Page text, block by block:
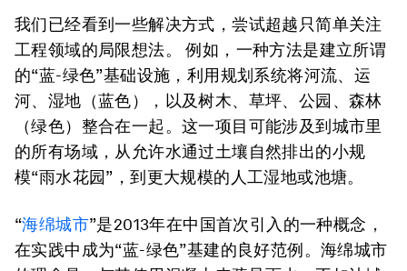
我们已经看到一些解决方式，尝试超越只简单关注
工程领域的局限想法。 例如，一种方法是建立所谓
的“蓝-绿色”基础设施，利用规划系统将河流、运
河、湿地（蓝色），以及树木、草坪、公园、森林
（绿色）整合在一起。这一项目可能涉及到城市里
的所有场域，从允许水通过土壤自然排出的小规
模“雨水花园”，到更大规模的人工湿地或池塘。
“海绵城市”是2013年在中国首次引入的一种概念，
在实践中成为“蓝-绿色”基建的良好范例。海绵城市